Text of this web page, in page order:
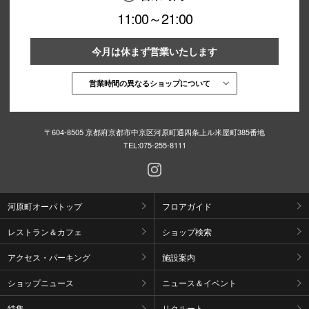
11:00～21:00
今月は休まず営業いたします
営業時間の異なるショップについて
〒604-8505 京都府京都市中京区河原町通四条上ル米屋町385番地
TEL:075-255-8111
河原町オーパトップ フロアガイド
レストラン＆カフェ ショップ検索
アクセス・パーキング 施設案内
ショップニュース ニュース＆イベント